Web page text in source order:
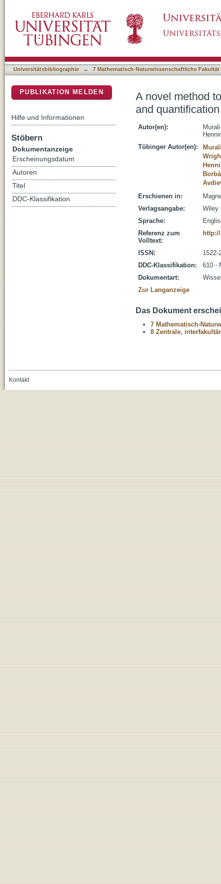
macromolecular resonances
Universitätsbibliographie → 7 Mathematisch-Naturwissenschaftliche Fakultät
A novel method
and
Autor(en):
Tübinger Autor(en):
Erschienen in:
Verlagsangabe:
Wiley
Sprache:
Referenz zum
Volltext:
ISSN:
1522-
DDC-Klassifikation:
610 -
Dokumentart:
Zur Langanzeige
Das Dokument
7 Mathematisch-
8 Zentrale,
PUBLIKATION MELDEN
Hilfe und Informationen
Stöbern
Dokumentanzeige
Erscheinungsdatum
Autoren
Titel
DDC-Klassifikation
Kontakt